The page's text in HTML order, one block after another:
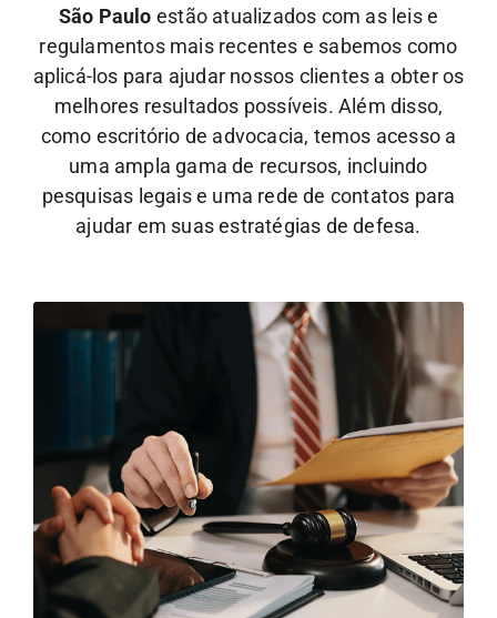
São Paulo estão atualizados com as leis e
regulamentos mais recentes e sabemos como
aplicá-los para ajudar nossos clientes a obter os
melhores resultados possíveis. Além disso,
como escritório de advocacia, temos acesso a
uma ampla gama de recursos, incluindo
pesquisas legais e uma rede de contatos para
ajudar em suas estratégias de defesa.